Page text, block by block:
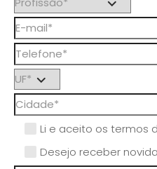
Li e aceito os termos
Desejo receber